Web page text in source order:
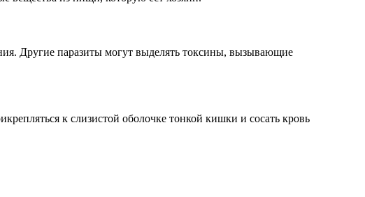
Другие паразиты могут выделять токсины, вызывающие